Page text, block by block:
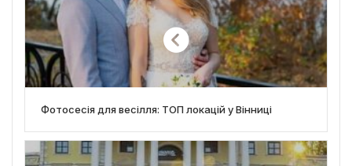
Фотосесія для весілля: ТОП локацій у Вінниці